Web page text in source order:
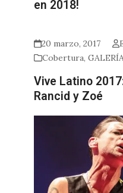
en 2018!
20 marzo, 2017
Cobertura,
Vive Latino
Rancid y Zoé